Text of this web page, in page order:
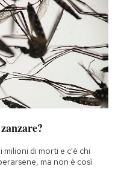
di morti e c'è chi
ma non è così